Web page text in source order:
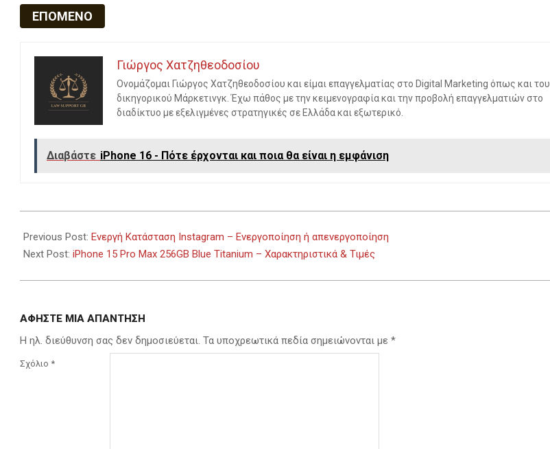
ΕΠΟΜΕΝΟ
Γιώργος Χατζηθεοδοσίου
Ονομάζομαι Γιώργος Χατζηθεοδοσίου και είμαι επαγγελματίας στο Digital Marketing όπως και του
δικηγορικού Μάρκετινγκ. Έχω πάθος με την κειμενογραφία και την προβολή επαγγελματιών στο
διαδίκτυο με εξελιγμένες στρατηγικές σε Ελλάδα και εξωτερικό.
Διαβάστε iPhone 16 - Πότε έρχονται και ποια θα είναι η εμφάνιση
02-
08
Previous Post: Ενεργή Κατάσταση Instagram – Ενεργοποίηση ή απενεργοποίηση
Next Post: iPhone 15 Pro Max 256GB Blue Titanium – Χαρακτηριστικά & Τιμές
ΑΦΉΣΤΕ ΜΙΑ ΑΠΆΝΤΗΣΗ
Η ηλ. διεύθυνση σας δεν δημοσιεύεται. Τα υποχρεωτικά πεδία σημειώνονται με *
Σχόλιο *